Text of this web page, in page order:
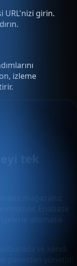
URL'nizi girin.
izleme
tek
mağazanız
Enabase
otomatik
ve kendi
panelden yönetin.